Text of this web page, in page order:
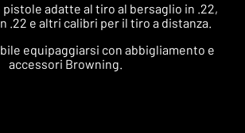
adatte al tiro al bersaglio in .22,
.22 e altri calibri per il tiro a distanza.
equipaggiarsi con abbigliamento e
accessori Browning.